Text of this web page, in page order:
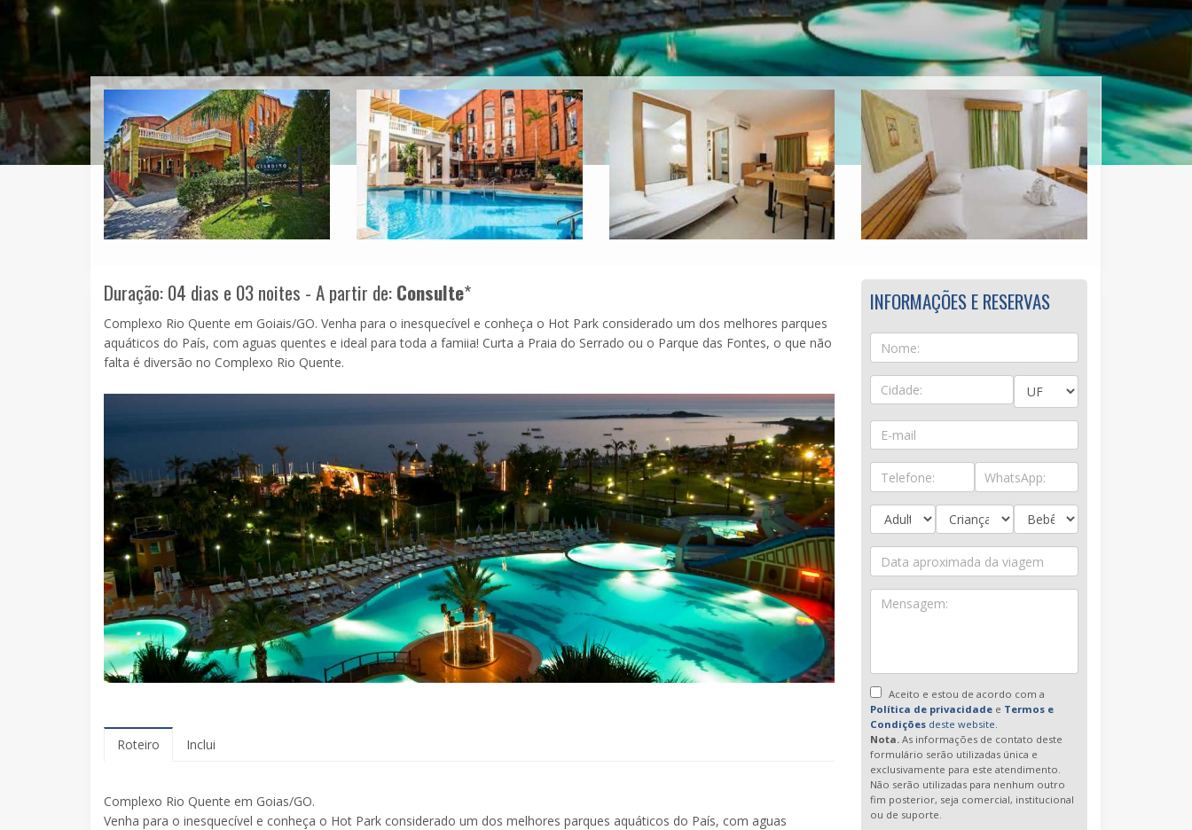
Duração: 04 dias e 03 noites - A partir de:Consulte*
Complexo Rio Quente em Goiais/GO. Venha para o inesquecível e conheça o Hot Park considerado um dos melhores parques
aquáticos do País, com aguas quentes e ideal para toda a famiia! Curta a Praia do Serrado ou o Parque das Fontes, o que não
falta é diversão no Complexo Rio Quente.
Roteiro Inclui
Complexo Rio Quente em Goias/GO.
Venha para o inesquecível e conheça o Hot Park considerado um dos melhores parques aquáticos do País, com aguas
INFORMAÇÕES E RESERVAS
Aceito e estou de acordo com a
Política de privacidade e Termos e
Condições deste website.
Nota. As informações de contato deste
formulário serão utilizadas única e
exclusivamente para este atendimento.
Não serão utilizadas para nenhum outro
fim posterior, seja comercial, institucional
ou de suporte.